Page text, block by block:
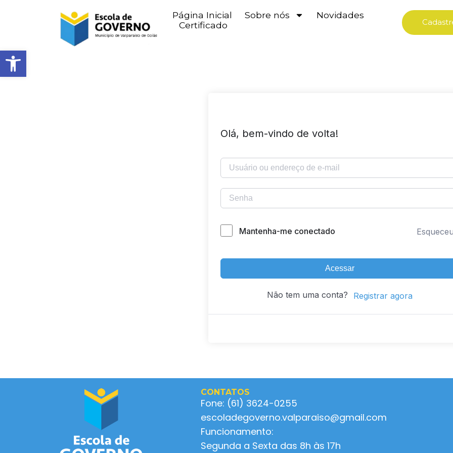
Abrir barra de ferramentas
Página Inicial Sobre nós
Novidades
Certificado
Olá, bem-vindo de volta!
Mantenha-me conectado
Acessar
Não tem uma conta? Registrar agora
CONTATOS
Fone: (61) 3624-0255
escoladegoverno.valparaiso@gmail.com
Funcionamento:
Segunda a Sexta das 8h às 17h